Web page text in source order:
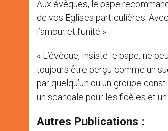
Aux évêques, le pape
de vos Eglises particulières.
l’amour et l’unité ».
« L’évêque, insiste le pape, ne
toujours être perçu comme un
par quelqu’un ou un groupe
un scandale pour les fidèles et
Autres Publications :